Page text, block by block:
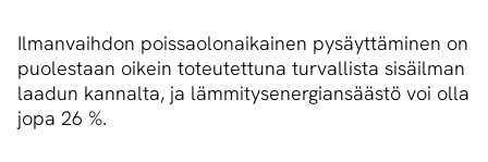
Ilmanvaihdon poissaolonaikainen pysäyttäminen on
puolestaan oikein toteutettuna turvallista sisäilman
laadun kannalta, ja lämmitysenergiansäästö voi olla
jopa 26 %.